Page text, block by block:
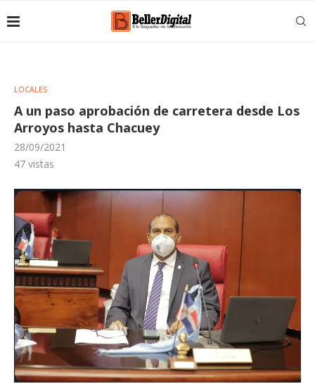
LOCALES
A un paso aprobación de carretera desde Los
Arroyos hasta Chacuey
28/09/2021
47 vistas